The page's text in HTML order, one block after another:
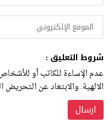
شروط التعليق :
عدم الإساءة للكاتب أو
الالهية. والابتعاد عن